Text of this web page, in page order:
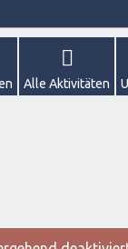
Alle Aktivitäten